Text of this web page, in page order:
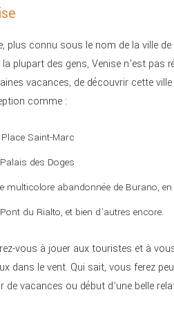
plus connu sous le nom de la ville
la plupart des gens, Venise n’est
vacances, de découvrir cette
comme :
Saint-Marc
des Doges
multicolore abandonnée de Burano,
du Rialto, et bien d’autres encore.
vous à jouer aux touristes et à
dans le vent. Qui sait, vous ferez
de vacances ou début d’une belle